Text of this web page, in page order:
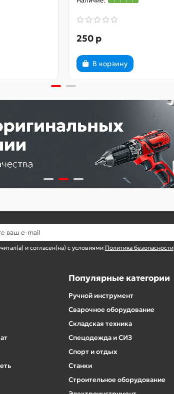
250 р
В корзину
и согласен(на) с условиями Политика безопасности
Популярные категории
Ручной инструмент
Сварочное оборудование
Складская техника
Спецодежда и СИЗ
Спорт и отдых
Станки
Строительное оборудование